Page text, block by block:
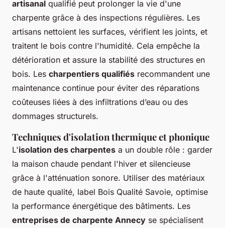
artisanal qualifié peut prolonger la vie d'une
charpente grâce à des inspections régulières. Les
artisans nettoient les surfaces, vérifient les joints, et
traitent le bois contre l'humidité. Cela empêche la
détérioration et assure la stabilité des structures en
bois. Les charpentiers qualifiés recommandent une
maintenance continue pour éviter des réparations
coûteuses liées à des infiltrations d’eau ou des
dommages structurels.
Techniques d'isolation thermique et phonique
L'isolation des charpentes a un double rôle : garder
la maison chaude pendant l'hiver et silencieuse
grâce à l'atténuation sonore. Utiliser des matériaux
de haute qualité, label Bois Qualité Savoie, optimise
la performance énergétique des bâtiments. Les
entreprises de charpente Annecy se spécialisent